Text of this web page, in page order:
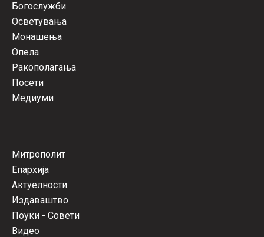
Богослужби
Осветувања
Монашења
Опела
Ракополагања
Посети
Медиуми
Митрополит
Епархија
Актуелности
Издаваштво
Поуки - Совети
Видео